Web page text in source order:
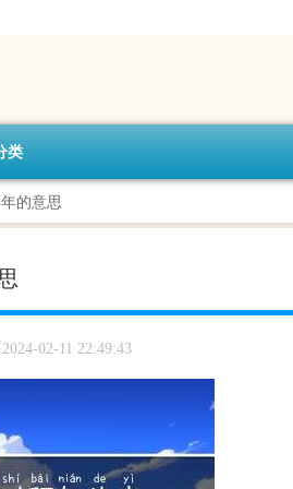
类
的意思
2024-02-11 22:49:43